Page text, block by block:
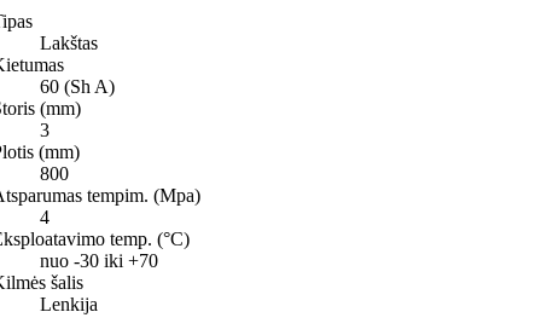
Lakštas
60 (Sh A)
(mm)
3
(mm)
800
tempim. (Mpa)
4
temp. (°C)
nuo -30 iki +70
šalis
Lenkija